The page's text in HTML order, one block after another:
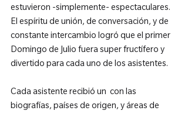
estuvieron -simplemente- espectaculares.
El espíritu de unión, de conversación, y de
constante intercambio logró que el primer
Domingo de Julio fuera super fructífero y
divertido para cada uno de los asistentes.
Cada asistente recibió un con las
biografías, países de origen, y áreas de